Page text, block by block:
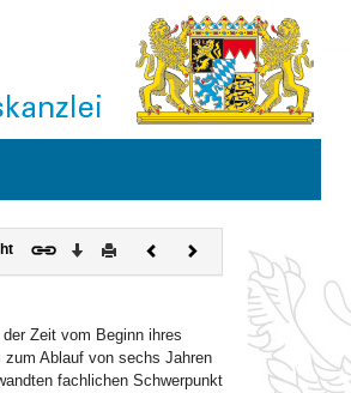
Download
DruckenVorherigesNächstes
Dokument
Zeit vom Beginn ihres
Ablauf von sechs Jahren
fachlichen Schwerpunkt